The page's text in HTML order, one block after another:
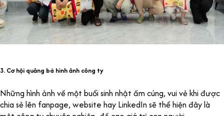
3. Cơ hội quảng bá hình ảnh công ty
Những hình ảnh về một buổi sinh nhật ấm cúng, vui vẻ khi được
chia sẻ lên fanpage, website hay LinkedIn sẽ thể hiện đây là